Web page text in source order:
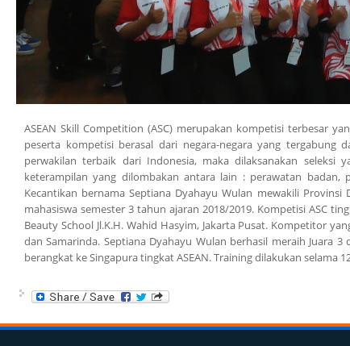
ASEAN Skill Competition (ASC) merupakan kompetisi terbesar
peserta kompetisi berasal dari negara-negara yang tergabung
perwakilan terbaik dari Indonesia, maka dilaksanakan
keterampilan yang dilombakan antara lain : perawatan badan,
Kecantikan bernama Septiana Dyahayu Wulan mewakili Provinsi
mahasiswa semester 3 tahun ajaran 2018/2019. Kompetisi ASC
Beauty School Jl.K.H. Wahid Hasyim, Jakarta Pusat. Kompetitor
dan Samarinda. Septiana Dyahayu Wulan berhasil meraih Juara
berangkat ke Singapura tingkat ASEAN. Training dilakukan selama